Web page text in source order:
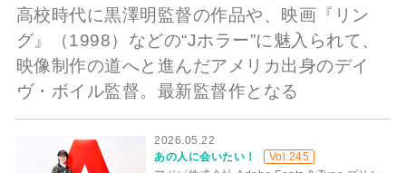
高校時代に黒澤明監督の作品や、映画『リン
グ』（1998）などの“Jホラー”に魅入られて、
映像制作の道へと進んだアメリカ出身のデイ
ヴ・ボイル監督。最新監督作となる
2026.05.22
あの人に会いたい！
Vol.245